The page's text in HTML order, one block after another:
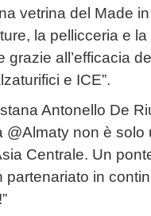
vetrina del Made
la pellicceria e
grazie all’efficacia
e ICE”.
Antonello De
@Almaty non è
Centrale. Un
in